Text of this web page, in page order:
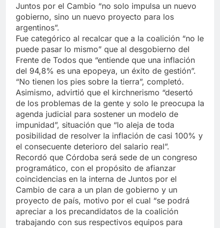
Juntos por el Cambio “no solo impulsa un nuevo
gobierno, sino un nuevo proyecto para los
argentinos”.
Fue categórico al recalcar que a la coalición “no le
puede pasar lo mismo” que al desgobierno del
Frente de Todos que “entiende que una inflación
del 94,8% es una epopeya, un éxito de gestión”.
“No tienen los pies sobre la tierra”, completó.
Asimismo, advirtió que el kirchnerismo “desertó
de los problemas de la gente y solo le preocupa la
agenda judicial para sostener un modelo de
impunidad”, situación que “lo aleja de toda
posibilidad de resolver la inflación de casi 100% y
el consecuente deterioro del salario real”.
Recordó que Córdoba será sede de un congreso
programático, con el propósito de afianzar
coincidencias en la interna de Juntos por el
Cambio de cara a un plan de gobierno y un
proyecto de país, motivo por el cual “se podrá
apreciar a los precandidatos de la coalición
trabajando con sus respectivos equipos para